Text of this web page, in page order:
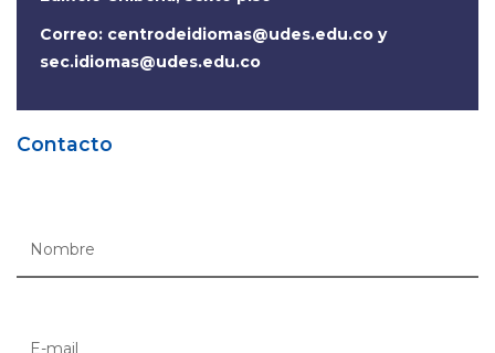
Correo: centrodeidiomas@udes.edu.co y
sec.idiomas@udes.edu.co
Contacto